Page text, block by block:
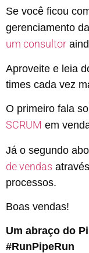
Se você ficou
gerenciamento
um consultor
Aproveite e leia
times cada vez
O primeiro fala
SCRUM em
Já o segundo
de vendas
processos.
Boas vendas!
Um abraço do
#RunPipeRun